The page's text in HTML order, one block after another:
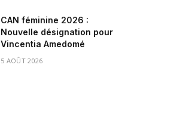
CAN féminine 2026 :
Nouvelle désignation pour
Vincentia Amedomé
5 AOÛT 2026